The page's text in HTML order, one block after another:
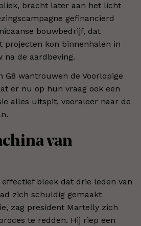
bracht later aan het licht
gefinancierd
bouwbedrijf, dat
projecten kon binnenhalen in
na de aardbeving.
G8 wantrouwen de Voorlopige
er nu op hun vraag ook een
alles uitspit, vooraleer naar de
van
bleek dat drie leden van
zich schuldig gemaakt
zag president Martelly zich
te redden. Hij riep een